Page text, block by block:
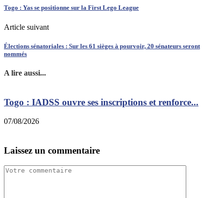
Togo : Yas se positionne sur la First Lego League
Article suivant
Élections sénatoriales : Sur les 61 sièges à pourvoir, 20 sénateurs seront
nommés
A lire aussi...
Togo : IADSS ouvre ses inscriptions et renforce...
07/08/2026
Laissez un commentaire